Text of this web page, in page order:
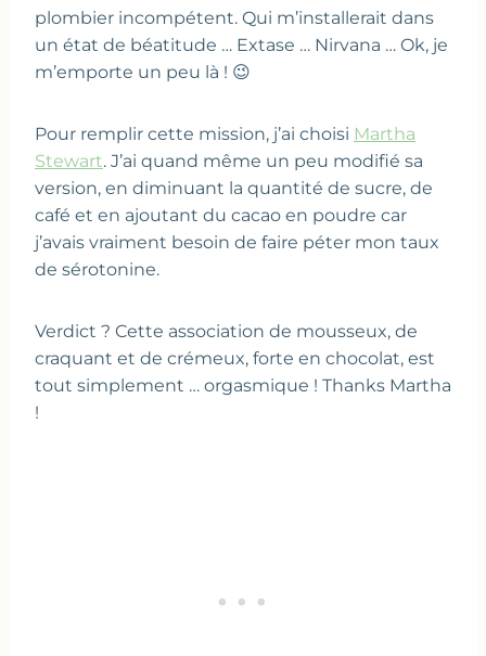
plombier incompétent. Qui m’installerait dans
un état de béatitude … Extase … Nirvana … Ok, je
m’emporte un peu là ! 😉
Pour remplir cette mission, j’ai choisi Martha
Stewart. J’ai quand même un peu modifié sa
version, en diminuant la quantité de sucre, de
café et en ajoutant du cacao en poudre car
j’avais vraiment besoin de faire péter mon taux
de sérotonine.
Verdict ? Cette association de mousseux, de
craquant et de crémeux, forte en chocolat, est
tout simplement … orgasmique ! Thanks Martha
!